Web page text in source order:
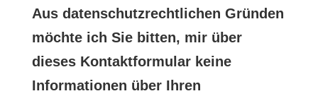
F
e
l
d
s
e
s
F
e
s
e
s
Aus datenschutzrechtlichen Gründen
möchte ich Sie bitten, mir über
dieses Kontaktformular keine
Informationen über Ihren